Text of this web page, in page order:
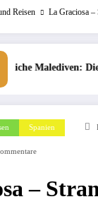
Reisen La Graciosa
Spanien
–